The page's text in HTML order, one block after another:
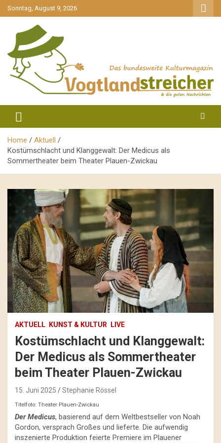
gehe
zum
Sonntag, August 9, 2026
Vogtlandstreicher
Home
Aktuell
Kostümschlacht und Klanggewalt: Der Medicus als
Sommertheater beim Theater Plauen-Zwickau
AKTUELL KUNST & KULTUR LIVE
Kostümschlacht und Klanggewalt:
Der Medicus als Sommertheater
beim Theater Plauen-Zwickau
15. Juni 2025 Stephanie Rössel
Titelfoto: Theater Plauen-Zwickau
Der Medicus, basierend auf dem Weltbestseller von Noah
Gordon, versprach Großes und lieferte. Die aufwendig
inszenierte Produktion feierte Premiere im Plauener